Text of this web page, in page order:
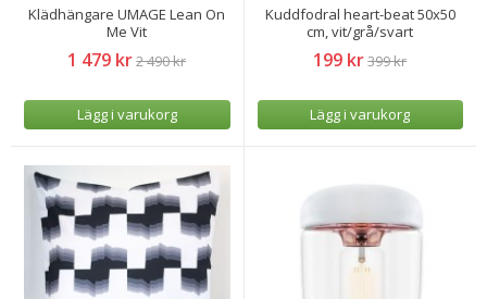
Klädhängare UMAGE Lean On
Me Vit
1 479 kr2 490 kr
Lägg i varukorg
Kuddfodral heart-beat 50x50
cm, vit/grå/svart
199 kr399 kr
Lägg i varukorg